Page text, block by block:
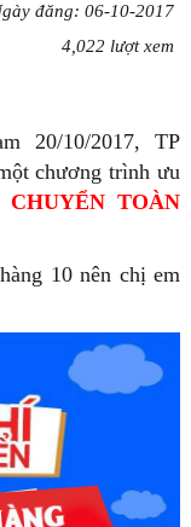
đăng: 06-10-2017
4,022 lượt xem
20/10/2017, TP
chương trình ưu
TOÀN
10 nên chị em